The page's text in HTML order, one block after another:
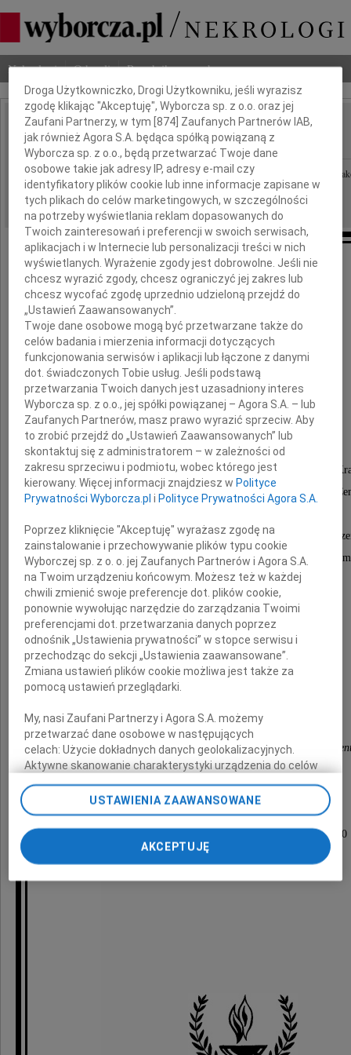
Nekrologi Odeszli Poradnik pogrzebowy
IMIĘ I NAZWISKO: Włodzimierz Figiel
REGION: Katowice, Opole, Lublin, Kielce, Bydgoszcz, Warszawa,
DATA EMISJI: 24.06.2011
Z głębokim żalem i smutkiem
przyjęliśmy wiadomość o śmierci
inż.
Włodzimierza Figla
byłego pracownika i Dyrektora Biporcemwap SA w
jednego z założycieli Stowarzyszenia Producentów
wspaniałego Kolegi, który zawsze potrafił
dobrą radą i poetycką puentą pomagać
z którymi się spotykał i pracował.
Rodzinie Zmarłego
składamy wyrazy głębokiego współczucia
przyjaciele ze Stowarzyszenia Producentów
Ceremonia pogrzebowa odbędzie się
w dniu 27 czerwca 2011 roku o godzinie 12.00
na cmentarzu parafialnym w Wadowicach.
Dbamy o Twoją prywatność
Droga Użytkowniczko, Drogi Użytkowniku, jeśli wyrazisz
zgodę klikając "Akceptuję", Wyborcza sp. z o.o. oraz jej
Zaufani Partnerzy, w tym [874 ] Zaufanych Partnerów IAB,
jak również Agora S.A. będąca spółką powiązaną z
Wyborcza sp. z o.o., będą przetwarzać Twoje dane
osobowe takie jak adresy IP, adresy e-mail czy
identyfikatory plików cookie lub inne informacje zapisane w
tych plikach do celów marketingowych, w szczególności
na potrzeby wyświetlania reklam dopasowanych do
Twoich zainteresowań i preferencji w swoich serwisach,
aplikacjach i w Internecie lub personalizacji treści w nich
wyświetlanych. Wyrażenie zgody jest dobrowolne. Jeśli nie
chcesz wyrazić zgody, chcesz ograniczyć jej zakres lub
chcesz wycofać zgodę uprzednio udzieloną przejdź do
„Ustawień Zaawansowanych”.
Twoje dane osobowe mogą być przetwarzane także do
celów badania i mierzenia informacji dotyczących
funkcjonowania serwisów i aplikacji lub łączone z danymi
dot. świadczonych Tobie usług. Jeśli podstawą
przetwarzania Twoich danych jest uzasadniony interes
Wyborcza sp. z o.o., jej spółki powiązanej – Agora S.A. – lub
Zaufanych Partnerów, masz prawo wyrazić sprzeciw. Aby
to zrobić przejdź do „Ustawień Zaawansowanych” lub
skontaktuj się z administratorem – w zależności od
zakresu sprzeciwu i podmiotu, wobec którego jest
kierowany. Więcej informacji znajdziesz w Polityce
Prywatności Wyborcza.pl i Polityce Prywatności Agora S.A.
Poprzez kliknięcie "Akceptuję" wyrażasz zgodę na
zainstalowanie i przechowywanie plików typu cookie
Wyborczej sp. z o. o. jej Zaufanych Partnerów i Agora S.A.
na Twoim urządzeniu końcowym. Możesz też w każdej
chwili zmienić swoje preferencje dot. plików cookie,
ponownie wywołując narzędzie do zarządzania Twoimi
preferencjami dot. przetwarzania danych poprzez
odnośnik „Ustawienia prywatności” w stopce serwisu i
przechodząc do sekcji „Ustawienia zaawansowane”.
Zmiana ustawień plików cookie możliwa jest także za
pomocą ustawień przeglądarki.
My, nasi Zaufani Partnerzy i Agora S.A. możemy
przetwarzać dane osobowe w następujących
celach:Użycie dokładnych danych geolokalizacyjnych.
Aktywne skanowanie charakterystyki urządzenia do celów
identyfikacji. Przechowywanie informacji na urządzeniu lub
dostęp do nich. Spersonalizowane reklamy i treści, pomiar
reklam i treści, badnie odbiorców i ulepszanie usług.
Lista Zaufanych Partnerów
USTAWIENIA ZAAWANSOWANE
AKCEPTUJĘ